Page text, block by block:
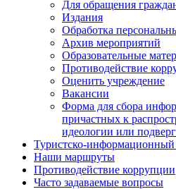
Для обращения
Издания
Обработка
Архив мероприятий
Образовательные
Противодействие
Оценить учреждение
Вакансии
Форма для сбора
причастных к
идеологии или
Туристско-информационный
Наши маршруты
Противодействие коррупции
Часто задаваемые вопросы